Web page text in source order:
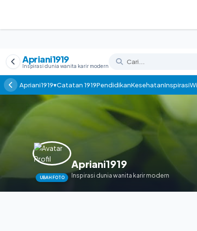
Apriani1919
Inspirasi dunia wanita karir modern
Apriani1919▾Catatan 1919PendidikanKesehatanInspirasi
UBAH FOTO
Apriani1919
Inspirasi dunia wanita karir modern